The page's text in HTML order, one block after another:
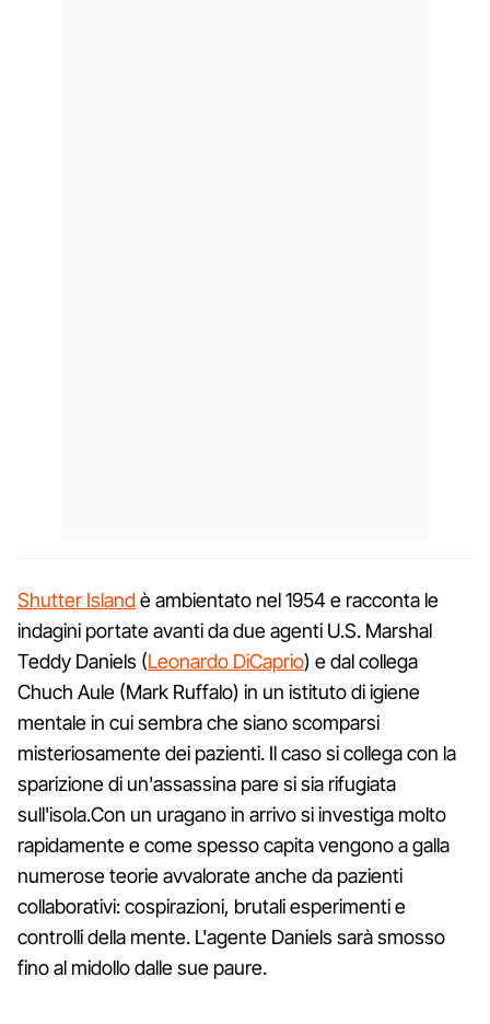
Shutter Islandè ambientato nel 1954 e racconta le
indagini portate avanti da due agenti U.S. Marshal
Teddy Daniels (Leonardo DiCaprio) e dal collega
Chuch Aule (Mark Ruffalo) in un istituto di igiene
mentale in cui sembra che siano scomparsi
misteriosamente dei pazienti. Il caso si collega con la
sparizione di un'assassina pare si sia rifugiata
sull'isola.Con un uragano in arrivo si investiga molto
rapidamente e come spesso capita vengono a galla
numerose teorie avvalorate anche da pazienti
collaborativi: cospirazioni, brutali esperimenti e
controlli della mente. L'agente Daniels sarà smosso
fino al midollo dalle sue paure.